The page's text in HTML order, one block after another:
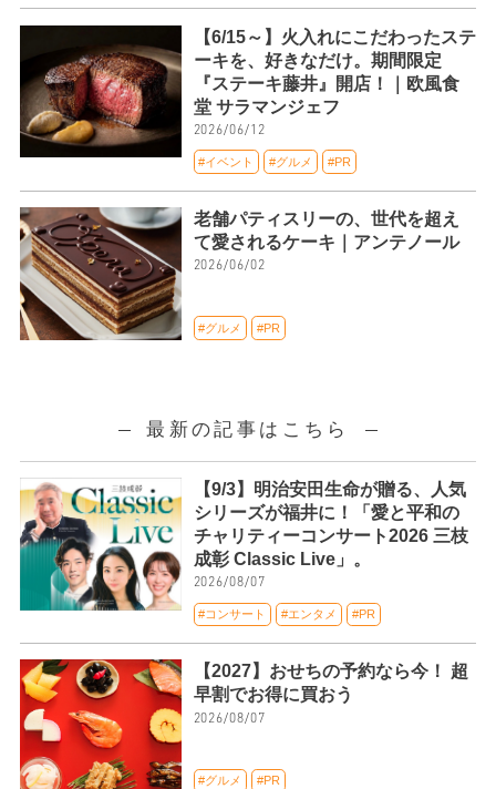
【6/15～】火入れにこだわったステ
ーキを、好きなだけ。期間限定
『ステーキ藤井』開店！｜欧風食
堂 サラマンジェフ
2026/06/12
#イベント #グルメ #PR
老舗パティスリーの、世代を超え
て愛されるケーキ｜アンテノール
2026/06/02
#グルメ #PR
最新の記事はこちら
【9/3】明治安田生命が贈る、人気
シリーズが福井に！「愛と平和の
チャリティーコンサート2026 三枝
成彰 Classic Live」。
2026/08/07
#コンサート #エンタメ #PR
【2027】おせちの予約なら今！ 超
早割でお得に買おう
2026/08/07
#グルメ #PR